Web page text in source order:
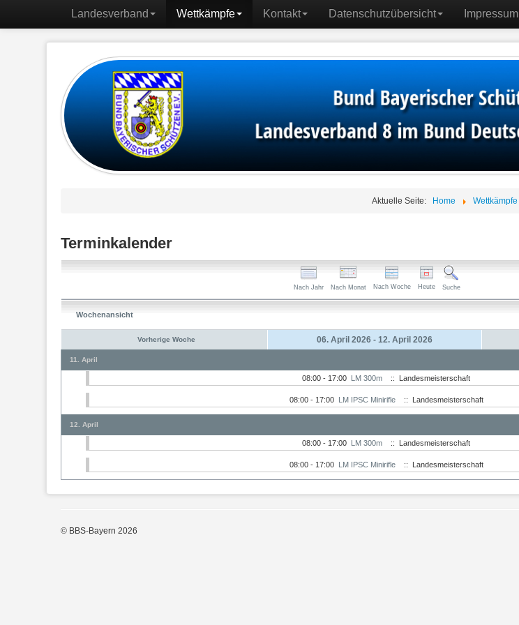
Landesverband Wettkämpfe Kontakt Datenschutzübersicht Impressum
Aktuelle Seite: Home Wettkämpfe
Terminkalender
Nach Jahr Nach Monat Nach Woche Heute Suche
Wochenansicht
Vorherige Woche 06. April 2026 - 12. April 2026
11. April
08:00 - 17:00 LM 300m :: Landesmeisterschaft
08:00 - 17:00 LM IPSC Minirifle :: Landesmeisterschaft
12. April
08:00 - 17:00 LM 300m :: Landesmeisterschaft
08:00 - 17:00 LM IPSC Minirifle :: Landesmeisterschaft
© BBS-Bayern 2026